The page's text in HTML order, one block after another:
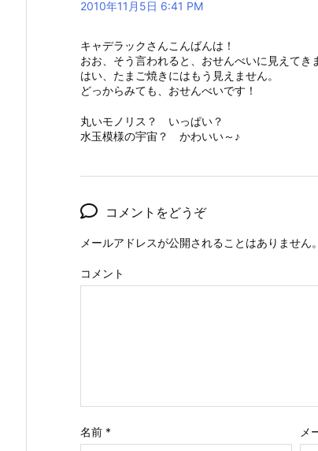
2010年11月5日 6:41 PM
キャデラックさんこんばんは！
おお、そう言われると、おせんべいに見えてき
はい、たまご焼きにはもう見えません。
どっからみても、おせんべいです！
丸いモノリス？ いっぱい？
水玉模様の宇宙？ かわいい～♪
コメントをどうぞ
メールアドレスが公開されることはありません。
コメント
名前 * メ